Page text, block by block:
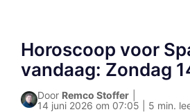
Horoscoop voor
vandaag: Zondag
Door Remco Stoffer
14 juni 2026 om 07:05 | 5 min.